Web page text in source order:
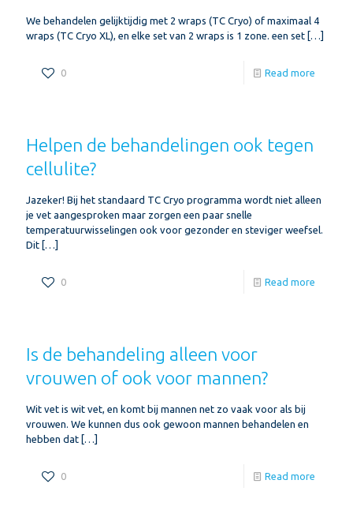
We behandelen gelijktijdig met 2 wraps (TC Cryo) of maximaal 4
wraps (TC Cryo XL), en elke set van 2 wraps is 1 zone. een set […]
0 Read more
Helpen de behandelingen ook tegen
cellulite?
Jazeker! Bij het standaard TC Cryo programma wordt niet alleen
je vet aangesproken maar zorgen een paar snelle
temperatuurwisselingen ook voor gezonder en steviger weefsel.
Dit […]
0 Read more
Is de behandeling alleen voor
vrouwen of ook voor mannen?
Wit vet is wit vet, en komt bij mannen net zo vaak voor als bij
vrouwen. We kunnen dus ook gewoon mannen behandelen en
hebben dat […]
0 Read more